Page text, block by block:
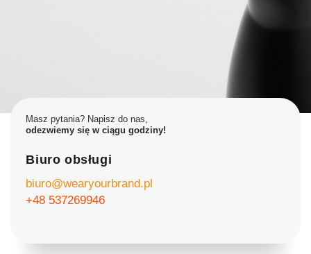
Masz pytania? Napisz do nas,
odezwiemy się w ciągu godziny!
Biuro obsługi
biuro@wearyourbrand.pl
+48 537269946